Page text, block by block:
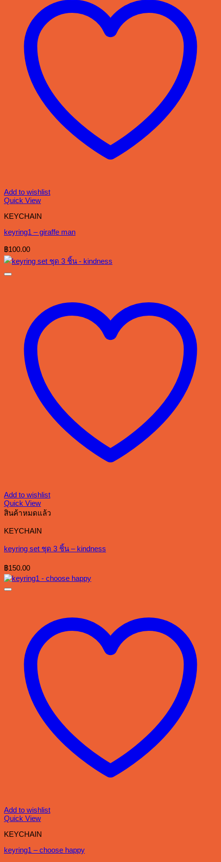
Add to wishlist
Quick View
KEYCHAIN
keyring1 – giraffe man
฿100.00
Add to wishlist
Quick View
สินค้าหมดแล้ว
KEYCHAIN
keyring set ชุด 3 ชิ้น – kindness
฿150.00
Add to wishlist
Quick View
KEYCHAIN
keyring1 – choose happy